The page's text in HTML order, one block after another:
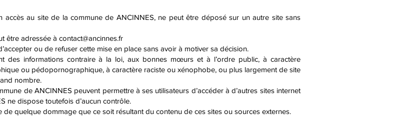
accès au site de la commune de ANCINNES, ne peut être déposé sur un autre site sans
être adressée à contact@ancinnes.fr
ou de refuser cette mise en place sans avoir à motiver sa décision.
des informations contraire à la loi, aux bonnes mœurs et à l’ordre public, à caractère
ou pédopornographique, à caractère raciste ou xénophobe, ou plus largement de site
nombre.
de ANCINNES peuvent permettre à ses utilisateurs d’accéder à d’autres sites internet
ne dispose toutefois d’aucun contrôle.
quelque dommage que ce soit résultant du contenu de ces sites ou sources externes.